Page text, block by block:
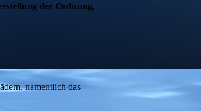
der Ordnung,
namentlich das